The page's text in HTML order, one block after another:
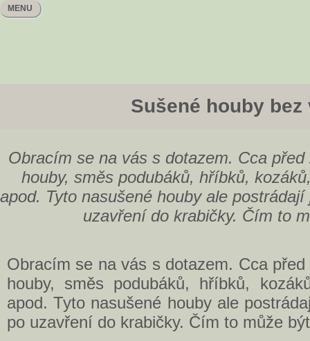
MENU
Sušené houby bez
Obracím se na vás s dotazem. Cca
houby, směs podubáků, hříbků,
apod. Tyto nasušené houby ale
uzavření do krabičky. Čím to
Obracím se na vás s dotazem. Cca
houby, směs podubáků, hříbků,
apod. Tyto nasušené houby ale
po uzavření do krabičky. Čím to může